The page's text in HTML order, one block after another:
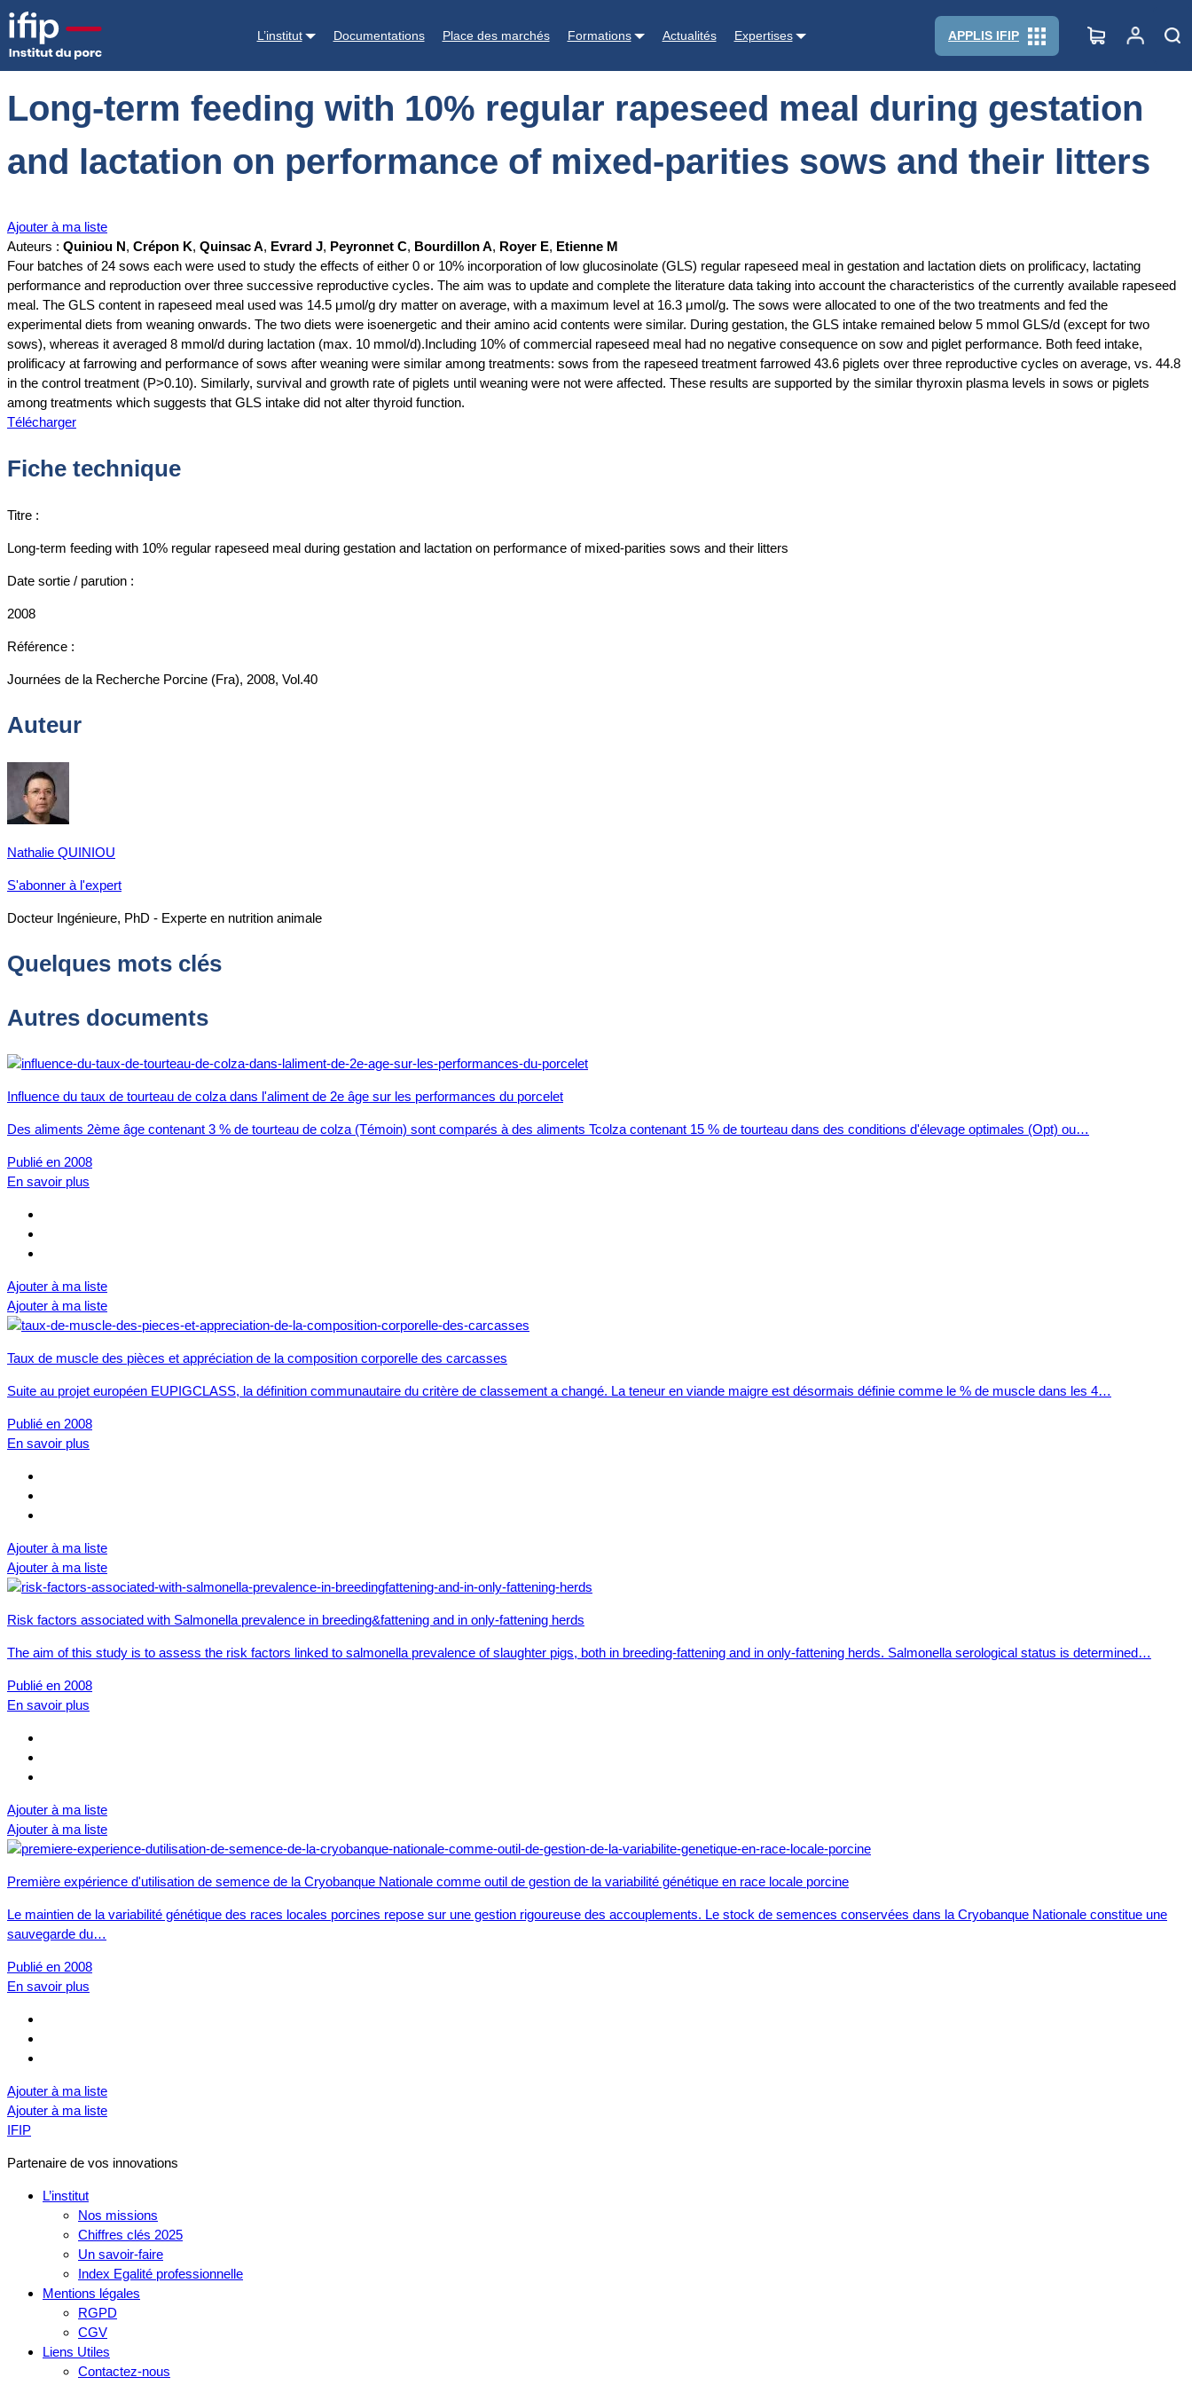
L’institut Documentations Place des marchés Formations Actualités Expertises APPLIS IFIP
Accueil Documentations
Long-term feeding with 10% regular rapeseed meal during gestation
and lactation on performance of mixed-parities sows and their litters
Ajouter à ma liste
Auteurs : Quiniou N, Crépon K, Quinsac A, Evrard J, Peyronnet C, Bourdillon A, Royer E, Etienne M
Four batches of 24 sows each were used to study the effects of either 0 or 10% incorporation of low glucosinolate (GLS) regular rapeseed meal in gestation and lactation diets on prolificacy, lactating
performance and reproduction over three successive reproductive cycles. The aim was to update and complete the literature data taking into account the characteristics of the currently available rapeseed
meal. The GLS content in rapeseed meal used was 14.5 μmol/g dry matter on average, with a maximum level at 16.3 μmol/g. The sows were allocated to one of the two treatments and fed the
experimental diets from weaning onwards. The two diets were isoenergetic and their amino acid contents were similar. During gestation, the GLS intake remained below 5 mmol GLS/d (except for two
sows), whereas it averaged 8 mmol/d during lactation (max. 10 mmol/d).Including 10% of commercial rapeseed meal had no negative consequence on sow and piglet performance. Both feed intake,
prolificacy at farrowing and performance of sows after weaning were similar among treatments: sows from the rapeseed treatment farrowed 43.6 piglets over three reproductive cycles on average, vs. 44.8
in the control treatment (P>0.10). Similarly, survival and growth rate of piglets until weaning were not were affected. These results are supported by the similar thyroxin plasma levels in sows or piglets
among treatments which suggests that GLS intake did not alter thyroid function.
Télécharger
Fiche technique
Titre :
Long-term feeding with 10% regular rapeseed meal during gestation and lactation on performance of mixed-parities sows and their litters
Date sortie / parution :
2008
Référence :
Journées de la Recherche Porcine (Fra), 2008, Vol.40
Auteur
Nathalie QUINIOU
S'abonner à l'expert
Docteur Ingénieure, PhD - Experte en nutrition animale
Quelques mots clés
Autres documents
Influence du taux de tourteau de colza dans l'aliment de 2e âge sur les performances du porcelet
Des aliments 2ème âge contenant 3 % de tourteau de colza (Témoin) sont comparés à des aliments Tcolza contenant 15 % de tourteau dans des conditions d'élevage optimales (Opt) ou…
Publié en 2008
En savoir plus
Ajouter à ma liste
Ajouter à ma liste
Taux de muscle des pièces et appréciation de la composition corporelle des carcasses
Suite au projet européen EUPIGCLASS, la définition communautaire du critère de classement a changé. La teneur en viande maigre est désormais définie comme le % de muscle dans les 4…
Publié en 2008
En savoir plus
Ajouter à ma liste
Ajouter à ma liste
Risk factors associated with Salmonella prevalence in breeding&fattening and in only-fattening herds
The aim of this study is to assess the risk factors linked to salmonella prevalence of slaughter pigs, both in breeding-fattening and in only-fattening herds. Salmonella serological status is determined…
Publié en 2008
En savoir plus
Ajouter à ma liste
Ajouter à ma liste
Première expérience d'utilisation de semence de la Cryobanque Nationale comme outil de gestion de la variabilité génétique en race locale porcine
Le maintien de la variabilité génétique des races locales porcines repose sur une gestion rigoureuse des accouplements. Le stock de semences conservées dans la Cryobanque Nationale constitue une
sauvegarde du…
Publié en 2008
En savoir plus
Ajouter à ma liste
Ajouter à ma liste
IFIP
Partenaire de vos innovations
L’institut
Nos missions
Chiffres clés 2025
Un savoir-faire
Index Egalité professionnelle
Mentions légales
RGPD
CGV
Liens Utiles
Contactez-nous